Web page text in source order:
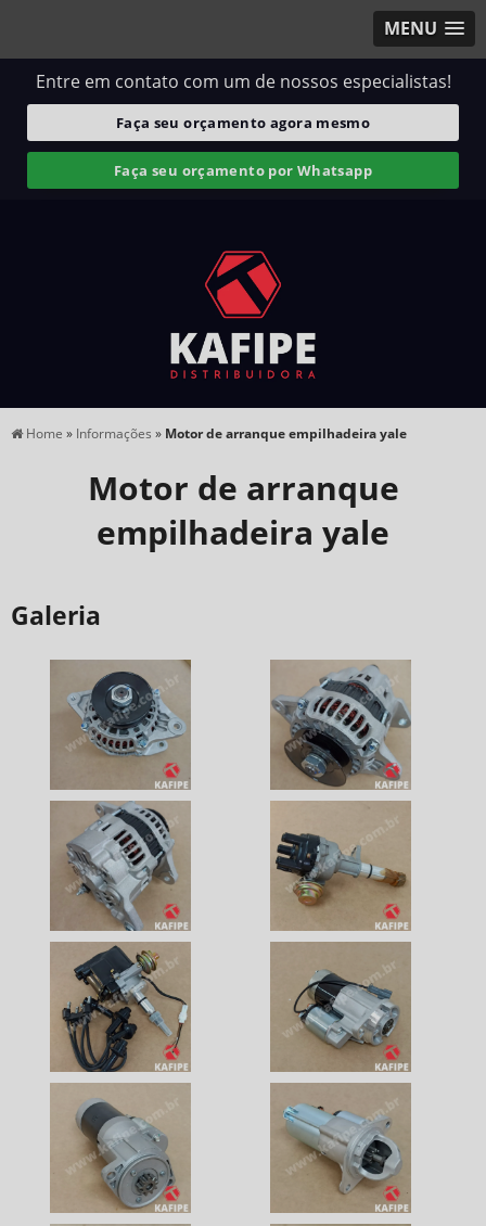
MENU
Entre em contato com um de nossos especialistas!
Faça seu orçamento agora mesmo
Faça seu orçamento por Whatsapp
Home » Informações » Motor de arranque empilhadeira yale
Motor de arranque
empilhadeira yale
Galeria